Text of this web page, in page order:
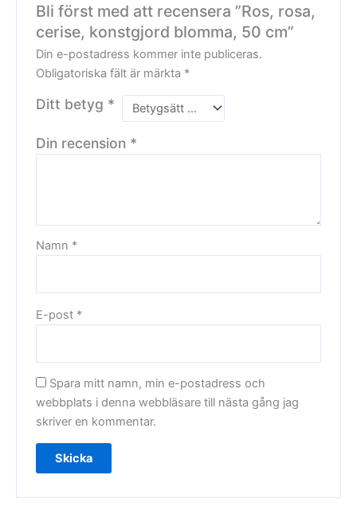
Bli först med att recensera ”Ros, rosa,
cerise, konstgjord blomma, 50 cm”
Din e-postadress kommer inte publiceras.
Obligatoriska fält är märkta *
Ditt betyg *
Din recension *
Namn *
E-post *
Spara mitt namn, min e-postadress och
webbplats i denna webbläsare till nästa gång jag
skriver en kommentar.